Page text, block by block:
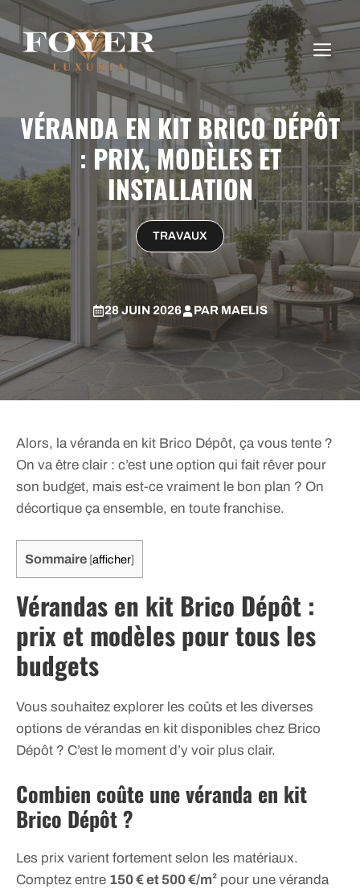
Aller
contenu
VÉRANDA EN KIT BRICO DÉPÔT
: PRIX, MODÈLES ET
INSTALLATION
TRAVAUX
28 JUIN 2026 PAR MAELIS
Alors, la véranda en kit Brico Dépôt, ça vous tente ?
On va être clair : c’est une option qui fait rêver pour
son budget, mais est-ce vraiment le bon plan ? On
décortique ça ensemble, en toute franchise.
Sommaire [afficher]
Vérandas en kit Brico Dépôt :
prix et modèles pour tous les
budgets
Vous souhaitez explorer les coûts et les diverses
options de vérandas en kit disponibles chez Brico
Dépôt ? C’est le moment d’y voir plus clair.
Combien coûte une véranda en kit
Brico Dépôt ?
Les prix varient fortement selon les matériaux.
Comptez entre 150 € et 500 €/m² pour une véranda